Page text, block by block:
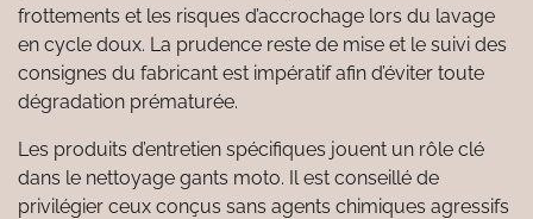
frottements et les risques d’accrochage lors du lavage
en cycle doux. La prudence reste de mise et le suivi des
consignes du fabricant est impératif afin d’éviter toute
dégradation prématurée.
Les produits d’entretien spécifiques jouent un rôle clé
dans le nettoyage gants moto. Il est conseillé de
privilégier ceux conçus sans agents chimiques agressifs